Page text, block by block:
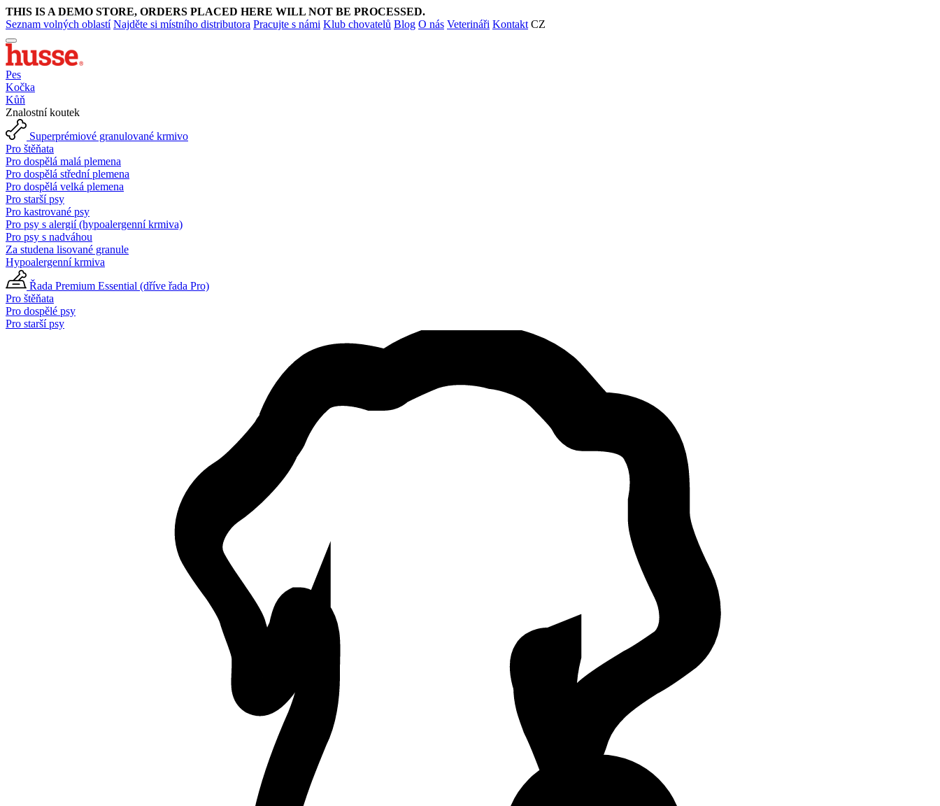
THIS IS A DEMO STORE, ORDERS PLACED HERE WILL NOT BE PROCESSED.
Seznam volných oblastí Najděte si místního distributora Pracujte s námi Klub chovatelů Blog O nás Veterináři Kontakt CZ
Pes
Kočka
Kůň
Znalostní koutek
Superprémiové granulované krmivo
Pro štěňata
Pro dospělá malá plemena
Pro dospělá střední plemena
Pro dospělá velká plemena
Pro starší psy
Pro kastrované psy
Pro psy s alergií (hypoalergenní krmiva)
Pro psy s nadváhou
Za studena lisované granule
Hypoalergenní krmiva
Řada Premium Essential (dříve řada Pro)
Pro štěňata
Pro dospělé psy
Pro starší psy